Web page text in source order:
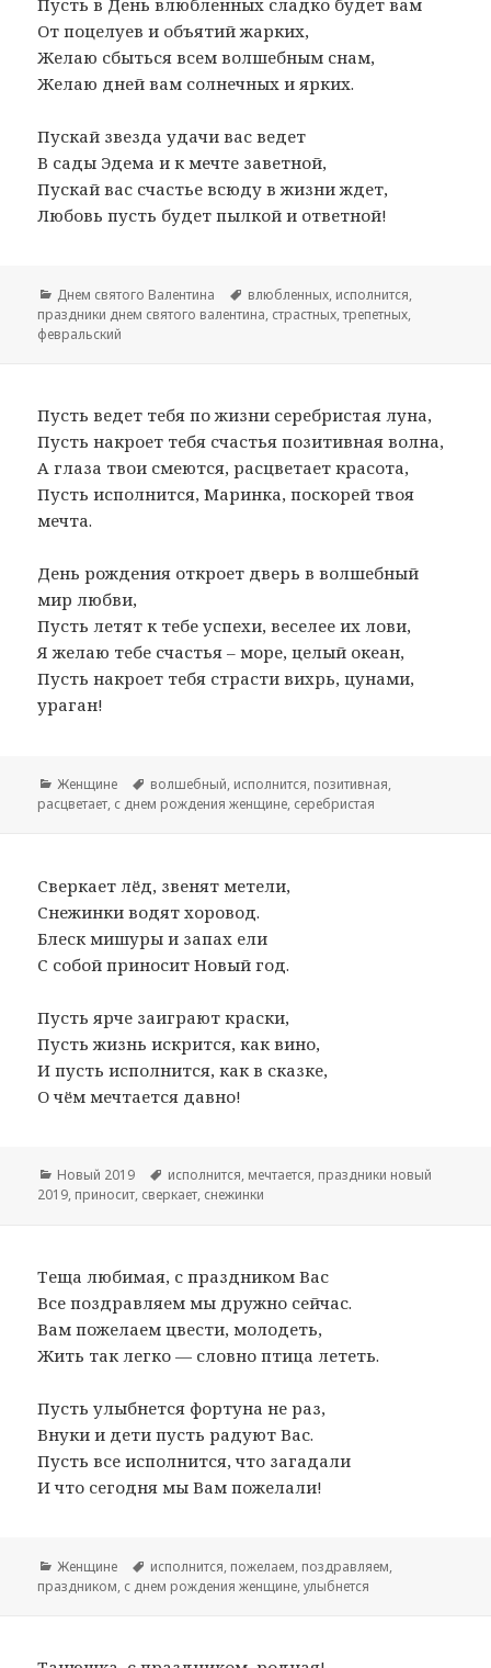
От поцелуев и объятий жарких,
Желаю сбыться всем волшебным снам,
Желаю дней вам солнечных и ярких.
Пускай звезда удачи вас ведет
В сады Эдема и к мечте заветной,
Пускай вас счастье всюду в жизни ждет,
Любовь пусть будет пылкой и ответной!
Рубрики
Днем святого Валентина Метки
влюбленных, исполнится,
праздники днем святого валентина, страстных,трепетных,
февральский
Пусть ведет тебя по жизни серебристая луна,
Пусть накроет тебя счастья позитивная волна,
А глаза твои смеются, расцветает красота,
Пусть исполнится, Маринка, поскорей твоя
мечта.
День рождения откроет дверь в волшебный
мир любви,
Пусть летят к тебе успехи, веселее их лови,
Я желаю тебе счастья – море, целый океан,
Пусть накроет тебя страсти вихрь, цунами,
ураган!
Рубрики
Женщине Метки
волшебный, исполнится, позитивная,
расцветает, с днем рождения женщине, серебристая
Сверкает лёд, звенят метели,
Снежинки водят хоровод.
Блеск мишуры и запах ели
С собой приносит Новый год.
Пусть ярче заиграют краски,
Пусть жизнь искрится, как вино,
И пусть исполнится, как в сказке,
О чём мечтается давно!
Рубрики
Новый 2019 Метки
исполнится, мечтается, праздники новый
2019, приносит, сверкает, снежинки
Теща любимая, с праздником Вас
Все поздравляем мы дружно сейчас.
Вам пожелаем цвести, молодеть,
Жить так легко — словно птица лететь.
Пусть улыбнется фортуна не раз,
Внуки и дети пусть радуют Вас.
Пусть все исполнится, что загадали
И что сегодня мы Вам пожелали!
Рубрики
Женщине Метки
исполнится, пожелаем, поздравляем,
праздником, с днем рождения женщине,улыбнется